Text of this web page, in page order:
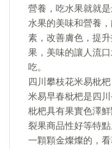
營養，吃水果就就是
水果的美味和營養
素，改善膚色，提
果，美味的讓人流
吃。
四川攀枝花米易枇杷
米易早春枇杷是四
枇杷具有果實色澤
裂果商品性好等特點
一顆顆金燦燦的，